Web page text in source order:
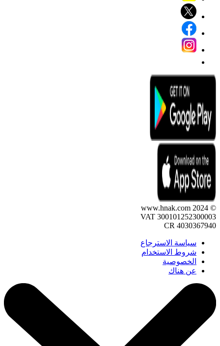
© 2024 www.hnak.com
VAT 300101252300003
CR 4030367940
سياسة الاسترجاع
شروط الاستخدام
الخصوصية
عن هناك